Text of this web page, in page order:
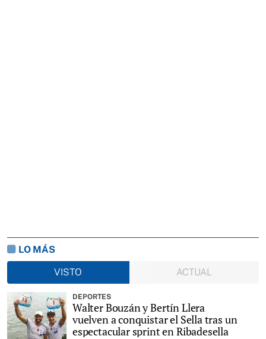
LO MÁS
VISTO
ACTUAL
DEPORTES
Walter Bouzán y Bertín Llera
vuelven a conquistar el Sella tras un
espectacular sprint en Ribadesella